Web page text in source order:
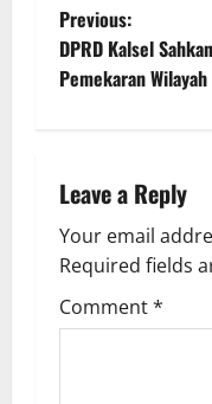
P
o
t
n
a
v
Previous:
DPRD Kalsel
Pemekaran
Leave a Reply
Your email
Required fields
Comment*